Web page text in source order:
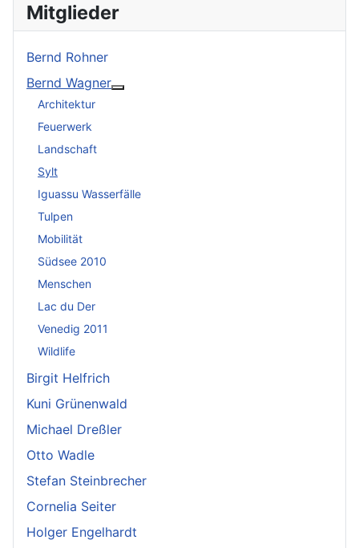
Mitglieder
Bernd Rohner
Bernd Wagner
Architektur
Feuerwerk
Landschaft
Sylt
Iguassu Wasserfälle
Tulpen
Mobilität
Südsee 2010
Menschen
Lac du Der
Venedig 2011
Wildlife
Birgit Helfrich
Kuni Grünenwald
Michael Dreßler
Otto Wadle
Stefan Steinbrecher
Cornelia Seiter
Holger Engelhardt